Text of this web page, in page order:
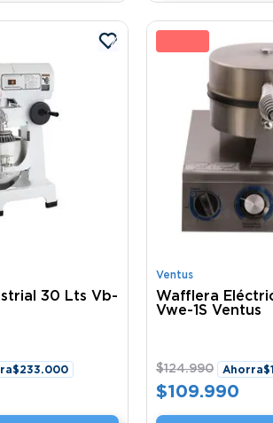
30 Lts Vb-
$233.000
12
Ventus
Wafflera
Vwe-1S Ventus
$124.990 Ahorra$
$109.990